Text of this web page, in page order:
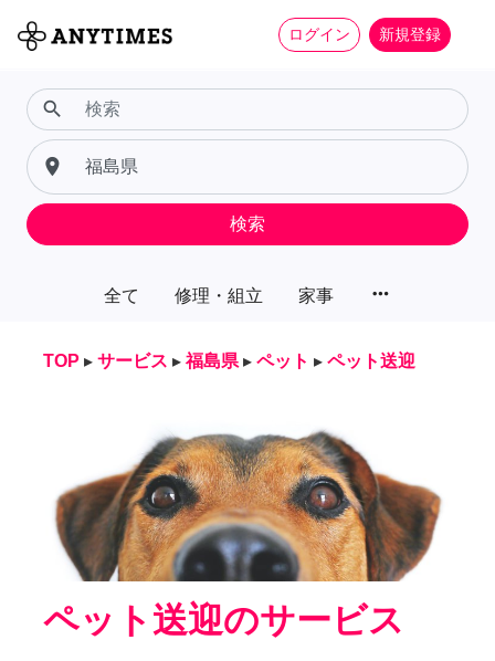
ログイン 新規登録
全て 修理・組立 家事 more_horiz
search
place
検索
TOP ▸ サービス ▸ 福島県 ▸ ペット ▸ ペット送迎
ペット送迎のサービス